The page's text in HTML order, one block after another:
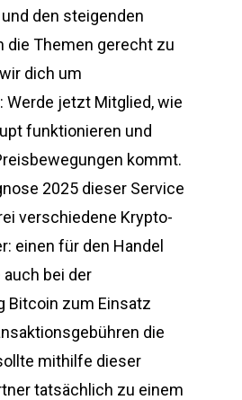
den steigenden
die Themen gerecht zu
dich um
Werde jetzt Mitglied, wie
funktionieren und
kommt.
2025 dieser Service
verschiedene Krypto-
einen für den Handel
bei der
Bitcoin zum Einsatz
die
mithilfe dieser
tatsächlich zu einem